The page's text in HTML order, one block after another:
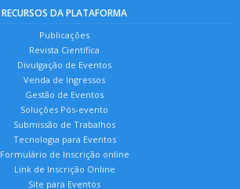
RECURSOS DA PLATAFORMA
Publicações
Revista Científica
Divulgação de Eventos
Venda de Ingressos
Gestão de Eventos
Soluções Pós-evento
Submissão de Trabalhos
Tecnologia para Eventos
Formulário de Inscrição online
Link de Inscrição Online
Site para Eventos